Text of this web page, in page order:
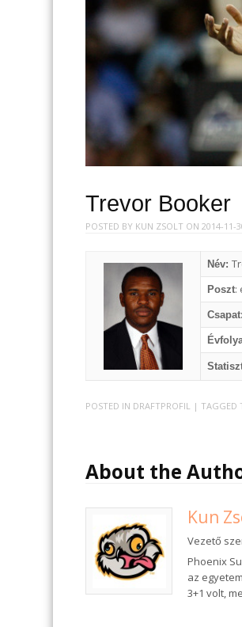
Trevor Booker
POSTED BY KUN ZSOLT ON 2014-11-
Név:
Poszt:
Csapat:
POSTED IN DRAFTPROFIL | TAGGED
About the
Kun
Vezető
Phoenix
az
3+1 volt,